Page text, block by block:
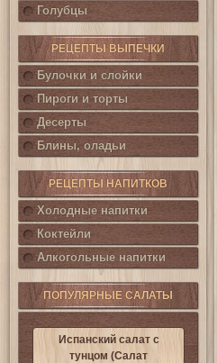
Голубцы
РЕЦЕПТЫ ВЫПЕЧКИ
Булочки и слойки
Пироги и торты
Десерты
Блины, оладьи
РЕЦЕПТЫ НАПИТКОВ
Холодные напитки
Коктейли
Алкогольные напитки
ПОПУЛЯРНЫЕ САЛАТЫ
Испанский салат с
тунцом (Салат